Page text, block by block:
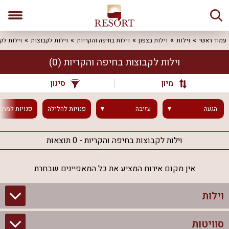
עמוד ראשי וילות וילות בצפון וילות בחיפה והקריות וילות לקבוצות וילות
וילות לקבוצות בחיפה והקריות (0)
מיון סינון
הגעה עזיבה פנויותלהלילה פנויות
וילות לקבוצות בחיפה והקריות - 0 תוצאות
אין מקום אירוח המציע את כל המאפיינים שבחרת
וילות
סוויטות